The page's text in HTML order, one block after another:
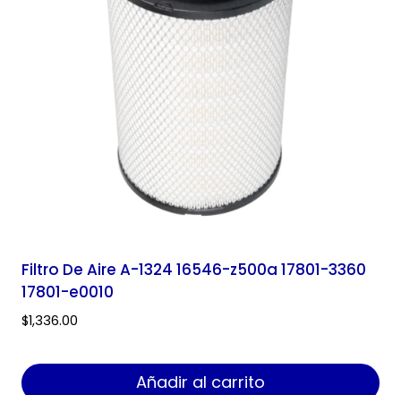
Filtro De Aire A-1324 16546-z500a 17801-3360
17801-e0010
$1,336.00
Añadir al carrito